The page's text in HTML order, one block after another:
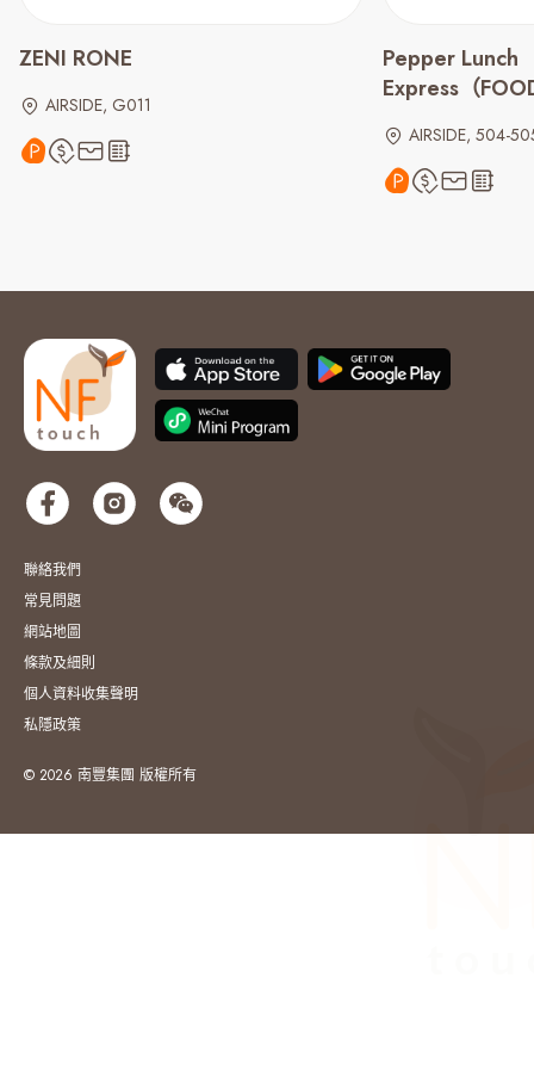
ZENI RONE
AIRSIDE, G011
Pepper Lunch
Express（
AIRSIDE, 504-
聯絡我們
常見問題
網站地圖
條款及細則
個人資料收集聲明
私隱政策
© 2026 南豐集團 版權所有